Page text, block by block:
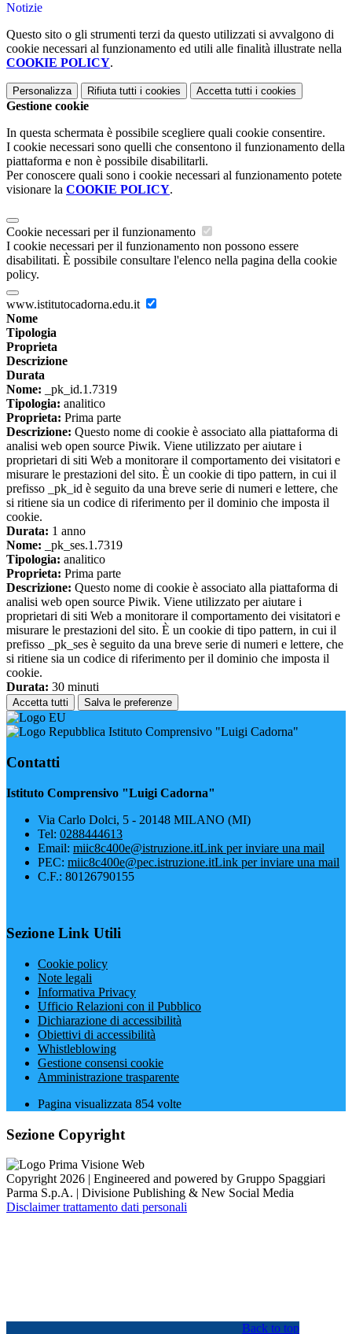
Notizie
Questo sito o gli strumenti terzi da questo utilizzati si avvalgono di
cookie necessari al funzionamento ed utili alle finalità illustrate nella
COOKIE POLICY.
Personalizza Rifiuta tutti i cookies Accetta tutti i cookies
Gestione cookie
In questa schermata è possibile scegliere quali cookie consentire.
I cookie necessari sono quelli che consentono il funzionamento della
piattaforma e non è possibile disabilitarli.
Per conoscere quali sono i cookie necessari al funzionamento potete
visionare la COOKIE POLICY.
Cookie necessari per il funzionamento
I cookie necessari per il funzionamento non possono essere
disabilitati. È possibile consultare l'elenco nella pagina della cookie
policy.
www.istitutocadorna.edu.it
Nome
Tipologia
Proprieta
Descrizione
Durata
Nome: _pk_id.1.7319
Tipologia: analitico
Proprieta: Prima parte
Descrizione: Questo nome di cookie è associato alla piattaforma di
analisi web open source Piwik. Viene utilizzato per aiutare i
proprietari di siti Web a monitorare il comportamento dei visitatori e
misurare le prestazioni del sito. È un cookie di tipo pattern, in cui il
prefisso _pk_id è seguito da una breve serie di numeri e lettere, che
si ritiene sia un codice di riferimento per il dominio che imposta il
cookie.
Durata: 1 anno
Nome: _pk_ses.1.7319
Tipologia: analitico
Proprieta: Prima parte
Descrizione: Questo nome di cookie è associato alla piattaforma di
analisi web open source Piwik. Viene utilizzato per aiutare i
proprietari di siti Web a monitorare il comportamento dei visitatori e
misurare le prestazioni del sito. È un cookie di tipo pattern, in cui il
prefisso _pk_ses è seguito da una breve serie di numeri e lettere, che
si ritiene sia un codice di riferimento per il dominio che imposta il
cookie.
Durata: 30 minuti
Accetta tutti Salva le preferenze
Istituto Comprensivo "Luigi Cadorna"
Contatti
Istituto Comprensivo "Luigi Cadorna"
Via Carlo Dolci, 5 - 20148 MILANO (MI)
Tel: 0288444613
Email: miic8c400e@istruzione.itLink per inviare una mail
PEC: miic8c400e@pec.istruzione.itLink per inviare una mail
C.F.: 80126790155
Sezione Link Utili
Cookie policy
Note legali
Informativa Privacy
Ufficio Relazioni con il Pubblico
Dichiarazione di accessibilità
Obiettivi di accessibilità
Whistleblowing
Gestione consensi cookie
Amministrazione trasparente
Pagina visualizzata 854 volte
Sezione Copyright
Copyright 2026 | Engineered and powered by Gruppo Spaggiari
Parma S.p.A. | Divisione Publishing & New Social Media
Disclaimer trattamento dati personali
Back to top